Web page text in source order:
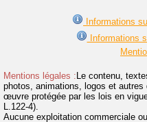
Informations
Informations
Mentions légales : Le contenu,
photos, animations, logos et
œuvre protégée par les lois en
L.122-4).
Aucune exploitation commerciale